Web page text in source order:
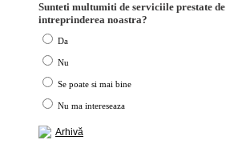
Sunteti multumiti de serviciile prestate de
intreprinderea noastra?
Da
Nu
Se poate si mai bine
Nu ma intereseaza
Arhivă